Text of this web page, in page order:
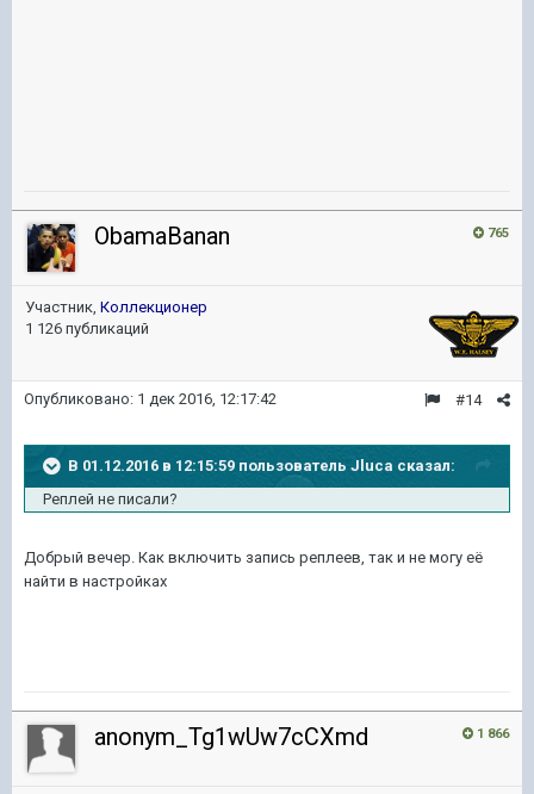
765
ObamaBanan
Участник, Коллекционер
1 126 публикаций
#14
Опубликовано: 1 дек 2016, 12:17:42
В 01.12.2016 в 12:15:59 пользователь Jluca сказал:
Реплей не писали?
Добрый вечер. Как включить запись реплеев, так и не могу её
найти в настройках
1 866
anonym_Tg1wUw7cCXmd